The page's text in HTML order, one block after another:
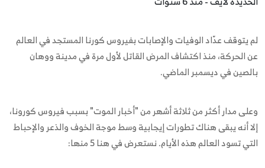
لم يتوقف عدّاد الوفيات والإصابات بفيروس كورنا المستجد في العالم
عن الحركة، منذ اكتشاف المرض القاتل لأول مرة في مدينة ووهان
بالصين في ديسمبر الماضي.
وعلى مدار أكثر من ثلاثة أشهر من "أخبار الموت" بسبب فيروس كورونا،
إلا أنه يبقى هناك تطورات إيجابية وسط موجة الخوف والذعر والإحباط
التي تسود العالم هذه الأيام. نستعرض في هنا 5 منها: